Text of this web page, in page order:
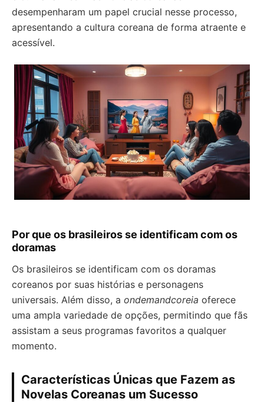
desempenharam um papel crucial nesse processo,
apresentando a cultura coreana de forma atraente e
acessível.
Por que os brasileiros se identificam com os
doramas
Os brasileiros se identificam com os doramas
coreanos por suas histórias e personagens
universais. Além disso, a ondemandcoreia oferece
uma ampla variedade de opções, permitindo que fãs
assistam a seus programas favoritos a qualquer
momento.
Características Únicas que Fazem as
Novelas Coreanas um Sucesso